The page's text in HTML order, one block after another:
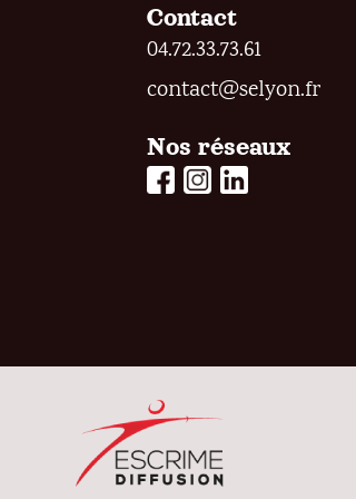
Contact
04.72.33.73.61
contact@selyon.fr
Nos réseaux